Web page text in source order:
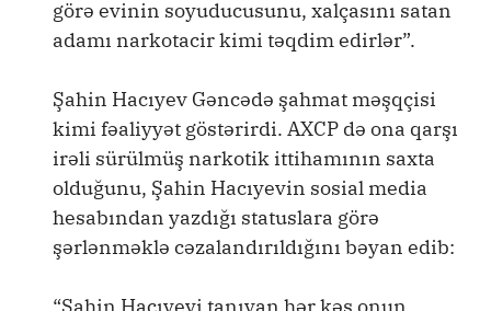
görə evinin soyuducusunu, xalçasını satan
adamı narkotacir kimi təqdim edirlər”.
Şahin Hacıyev Gəncədə şahmat məşqçisi
kimi fəaliyyət göstərirdi. AXCP də ona qarşı
irəli sürülmüş narkotik ittihamının saxta
olduğunu, Şahin Hacıyevin sosial media
hesabından yazdığı statuslara görə
şərlənməklə cəzalandırıldığını bəyan edib: